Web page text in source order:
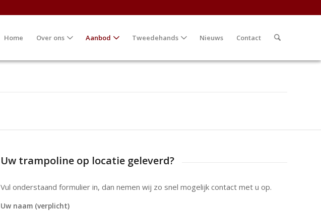
Home Over ons Aanbod Tweedehands Nieuws Contact
Uw trampoline op locatie geleverd?
Vul onderstaand formulier in, dan nemen wij zo snel mogelijk contact met u op.
Uw naam (verplicht)